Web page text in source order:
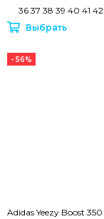
36 37 38 39 40 41
Выбрать
- 56%
Adidas Yeezy Boost